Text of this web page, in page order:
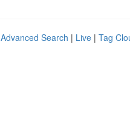
Advanced Search | Live | Tag